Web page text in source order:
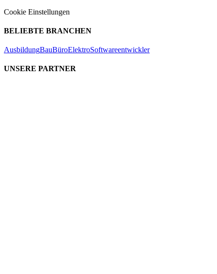
Cookie Einstellungen
BELIEBTE BRANCHEN
AusbildungBauBüroElektroSoftwareentwickler
UNSERE PARTNER